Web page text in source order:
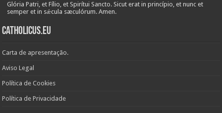
Glória Patri, et Fílio, et Spirítui Sancto. Sicut erat in princípio, et nunc et
semper et in sǽcula sæculórum. Amen.
Catholicus.eu
Carta de apresentação.
Aviso Legal
Política de Cookies
Política de Privacidade